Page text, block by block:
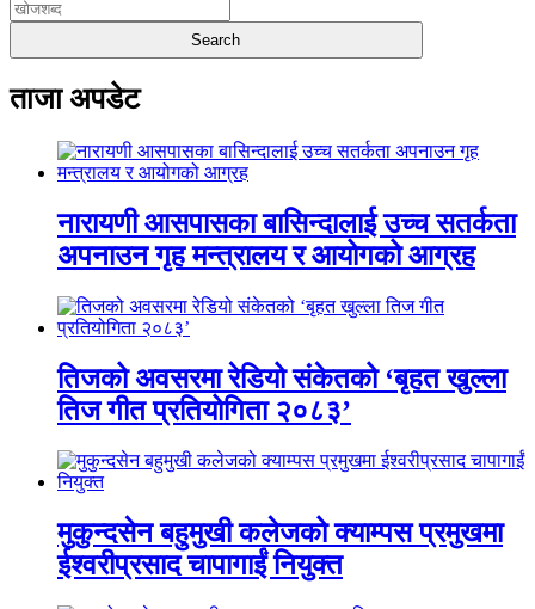
ताजा अपडेट
नारायणी आसपासका बासिन्दालाई उच्च सतर्कता
अपनाउन गृह मन्त्रालय र आयोगको आग्रह
तिजको अवसरमा रेडियो संकेतको ‘बृहत खुल्ला
तिज गीत प्रतियोगिता २०८३’
मुकुन्दसेन बहुमुखी कलेजको क्याम्पस प्रमुखमा
ईश्वरीप्रसाद चापागाईं नियुक्त